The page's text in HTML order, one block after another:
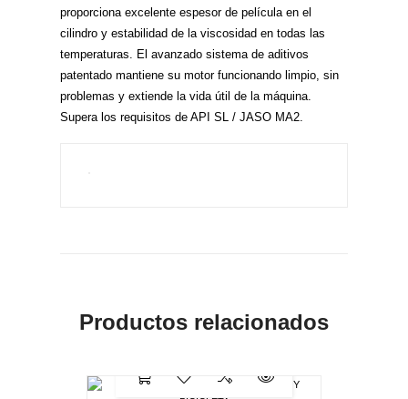
proporciona excelente espesor de película en el
cilindro y estabilidad de la viscosidad en todas las
temperaturas. El avanzado sistema de aditivos
patentado mantiene su motor funcionando limpio, sin
problemas y extiende la vida útil de la máquina.
Supera los requisitos de API SL / JASO MA2.
Productos relacionados